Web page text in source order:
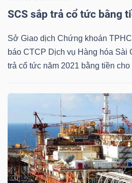
SCS sắp trả cổ tức bằng
Sở Giao dịch Chứng khoán
báo CTCP Dịch vụ Hàng hóa Sài
trả cổ tức năm 2021 bằng tiền
THẾ
TÀI
CHÍNH
CÁ
NHÂN